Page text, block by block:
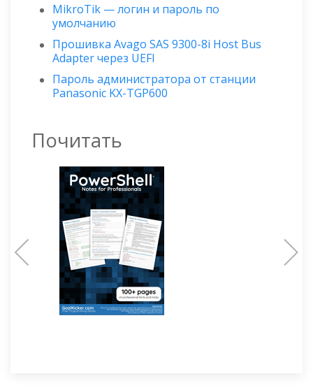
MikroTik — логин и пароль по
умолчанию
Прошивка Avago SAS 9300-8i Host Bus
Adapter через UEFI
Пароль администратора от станции
Panasonic KX-TGP600
Почитать